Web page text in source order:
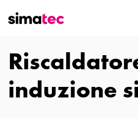
induzione